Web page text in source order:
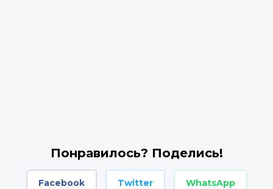
Понравилось? Поделись!
Facebook Twitter WhatsApp